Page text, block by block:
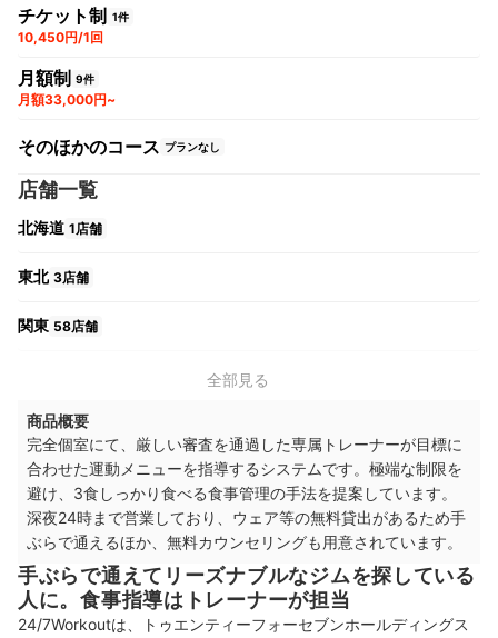
チケット制 1件
10,450円/1回
月額制 9件
月額33,000円~
そのほかのコース プランなし
店舗一覧
北海道 1店舗
東北 3店舗
関東 58店舗
関西 12店舗
中国・四国 3店舗
九州・沖縄 6店舗
全部見る
商品概要
完全個室にて、厳しい審査を通過した専属トレーナーが目標に
合わせた運動メニューを指導するシステムです。極端な制限を
避け、3食しっかり食べる食事管理の手法を提案しています。
深夜24時まで営業しており、ウェア等の無料貸出があるため手
ぶらで通えるほか、無料カウンセリングも用意されています。
手ぶらで通えてリーズナブルなジムを探している
人に。食事指導はトレーナーが担当
24/7Workoutは、トゥエンティーフォーセブンホールディングス